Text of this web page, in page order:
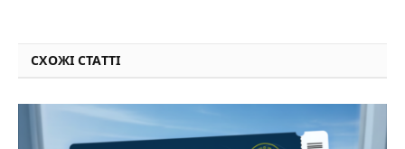
СХОЖІ СТАТТІ